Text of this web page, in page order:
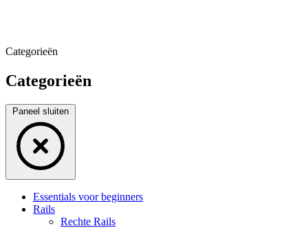
Categorieën
Categorieën
Paneel sluiten
Essentials voor beginners
Rails
Rechte Rails